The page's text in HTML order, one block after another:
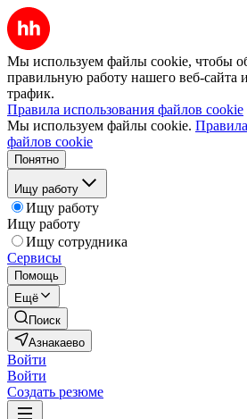
Мы используем файлы cookie, чтобы
правильную работу нашего веб-сайта
трафик.
Правила использования файлов cookie
Мы используем файлы cookie.
файлов cookie
Понятно
Ищу работу
Ищу работу
Ищу работу
Ищу сотрудника
Сервисы
Помощь
Ещё
Поиск
Азнакаево
Войти
Войти
Создать резюме